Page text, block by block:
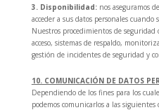
3. Disponibilidad:nos aseguramos
acceder a sus datos personales cuando
Nuestros procedimientos de
acceso, sistemas de respaldo,
gestión de incidentes de seguridad y
10. COMUNICACIÓN DE DATOS
Dependiendo de los fines para los
podemos comunicarlos a las